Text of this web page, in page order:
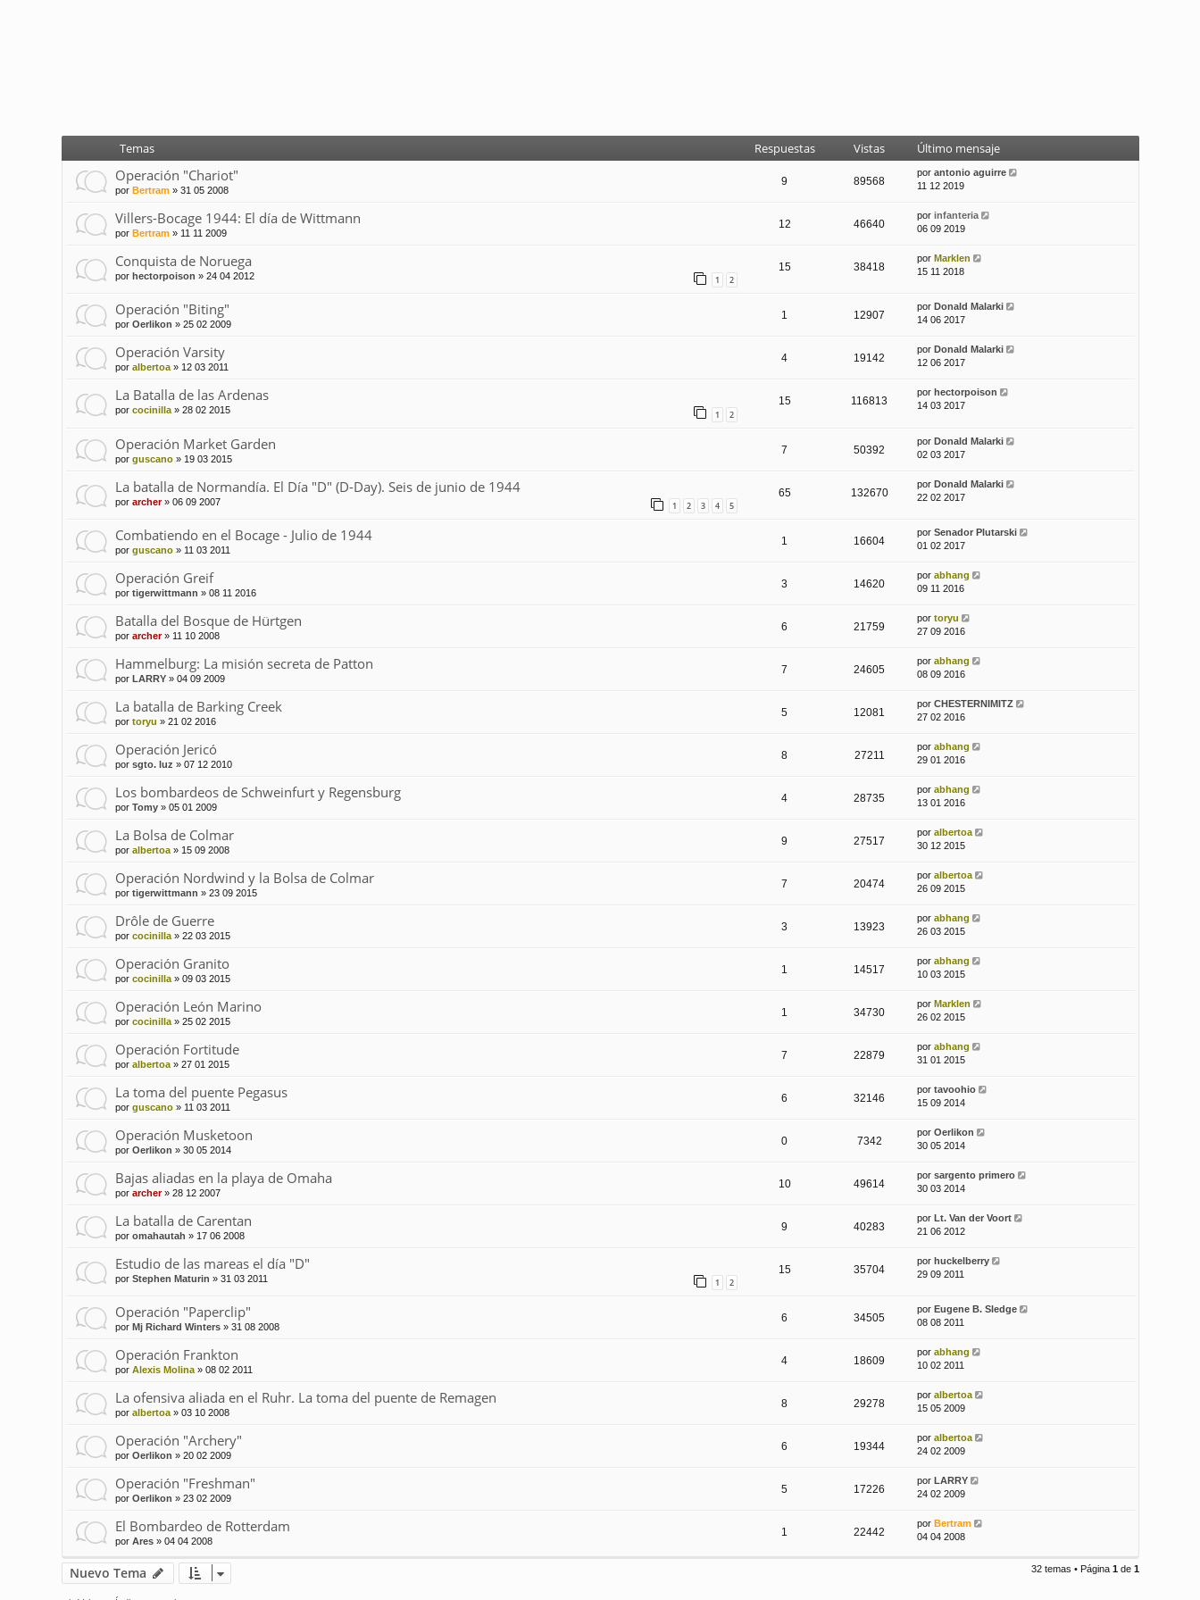
Temas Respuestas Vistas Último mensaje
Operación "Chariot"
por Bertram» 31 05 2008
9 89568
por antonio aguirre
11 12 2019
Villers-Bocage 1944: El día de Wittmann
por Bertram» 11 11 2009
12 46640
por infanteria
06 09 2019
Conquista de Noruega
por hectorpoison » 24 04 2012 1 2
15 38418
por Marklen
15 11 2018
Operación "Biting"
por Oerlikon » 25 02 2009
1 12907
por Donald Malarki
14 06 2017
Operación Varsity
por albertoa» 12 03 2011
4 19142
por Donald Malarki
12 06 2017
La Batalla de las Ardenas
por cocinilla» 28 02 2015 1 2
15 116813
por hectorpoison
14 03 2017
Operación Market Garden
por guscano» 19 03 2015
7 50392
por Donald Malarki
02 03 2017
La batalla de Normandía. El Día "D" (D-Day). Seis de junio de 1944
por archer» 06 09 2007 1 2 3 4 5
65 132670
por Donald Malarki
22 02 2017
Combatiendo en el Bocage - Julio de 1944
por guscano» 11 03 2011
1 16604
por Senador Plutarski
01 02 2017
Operación Greif
por tigerwittmann » 08 11 2016
3 14620
por abhang
09 11 2016
Batalla del Bosque de Hürtgen
por archer» 11 10 2008
6 21759
por toryu
27 09 2016
Hammelburg: La misión secreta de Patton
por LARRY» 04 09 2009
7 24605
por abhang
08 09 2016
La batalla de Barking Creek
por toryu » 21 02 2016
5 12081
por CHESTERNIMITZ
27 02 2016
Operación Jericó
por sgto. luz » 07 12 2010
8 27211
por abhang
29 01 2016
Los bombardeos de Schweinfurt y Regensburg
por Tomy» 05 01 2009
4 28735
por abhang
13 01 2016
La Bolsa de Colmar
por albertoa» 15 09 2008
9 27517
por albertoa
30 12 2015
Operación Nordwind y la Bolsa de Colmar
por tigerwittmann » 23 09 2015
7 20474
por albertoa
26 09 2015
Drôle de Guerre
por cocinilla» 22 03 2015
3 13923
por abhang
26 03 2015
Operación Granito
por cocinilla» 09 03 2015
1 14517
por abhang
10 03 2015
Operación León Marino
por cocinilla» 25 02 2015
1 34730
por Marklen
26 02 2015
Operación Fortitude
por albertoa» 27 01 2015
7 22879
por abhang
31 01 2015
La toma del puente Pegasus
por guscano» 11 03 2011
6 32146
por tavoohio
15 09 2014
Operación Musketoon
por Oerlikon » 30 05 2014
0 7342
por Oerlikon
30 05 2014
Bajas aliadas en la playa de Omaha
por archer» 28 12 2007
10 49614
por sargento primero
30 03 2014
La batalla de Carentan
por omahautah » 17 06 2008
9 40283
por Lt. Van der Voort
21 06 2012
Estudio de las mareas el día "D"
por Stephen Maturin » 31 03 2011 1 2
15 35704
por huckelberry
29 09 2011
Operación "Paperclip"
por Mj Richard Winters» 31 08 2008
6 34505
por Eugene B. Sledge
08 08 2011
Operación Frankton
por Alexis Molina» 08 02 2011
4 18609
por abhang
10 02 2011
La ofensiva aliada en el Ruhr. La toma del puente de Remagen
por albertoa» 03 10 2008
8 29278
por albertoa
15 05 2009
Operación "Archery"
por Oerlikon » 20 02 2009
6 19344
por albertoa
24 02 2009
Operación "Freshman"
por Oerlikon » 23 02 2009
5 17226
por LARRY
24 02 2009
El Bombardeo de Rotterdam
por Ares» 04 04 2008
1 22442
por Bertram
04 04 2008
Nuevo Tema 32 temas • Página 1de 1